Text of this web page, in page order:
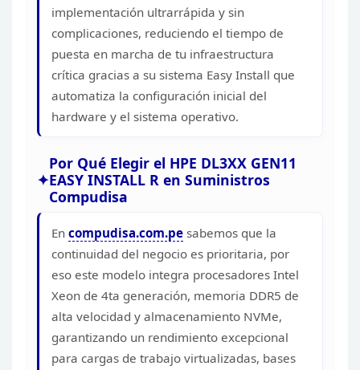
implementación ultrarrápida y sin
complicaciones, reduciendo el tiempo de
puesta en marcha de tu infraestructura
crítica gracias a su sistema Easy Install que
automatiza la configuración inicial del
hardware y el sistema operativo.
Por Qué Elegir el HPE DL3XX GEN11
EASY INSTALL R en Suministros
Compudisa
En compudisa.com.pe sabemos que la
continuidad del negocio es prioritaria, por
eso este modelo integra procesadores Intel
Xeon de 4ta generación, memoria DDR5 de
alta velocidad y almacenamiento NVMe,
garantizando un rendimiento excepcional
para cargas de trabajo virtualizadas, bases